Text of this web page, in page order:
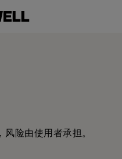
险由使用者承担。